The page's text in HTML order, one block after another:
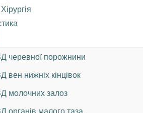
Хірургія
черевної порожнини
вен нижніх кінцівок
молочних залоз
органів малого таза